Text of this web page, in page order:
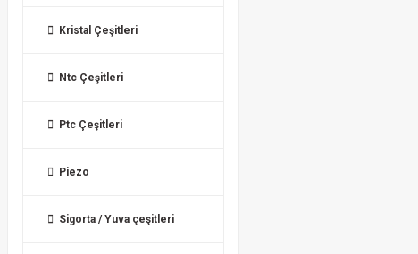
Kristal Çeşitleri
Ntc Çeşitleri
Ptc Çeşitleri
Piezo
Sigorta / Yuva çeşitleri